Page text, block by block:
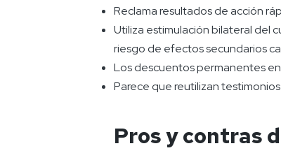
Reclama resultados de acción
Utiliza estimulación bilateral del
riesgo de efectos secundarios
Los descuentos permanentes
Parece que reutilizan
Pros y contras